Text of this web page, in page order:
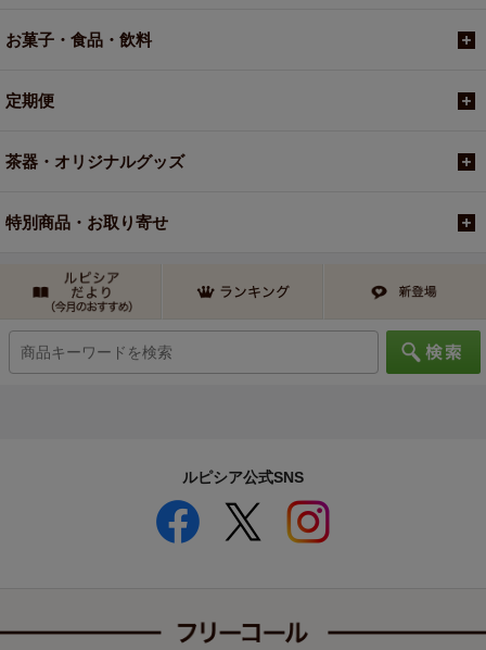
お菓子・食品・飲料
定期便
茶器・オリジナルグッズ
特別商品・お取り寄せ
ルピシア公式SNS